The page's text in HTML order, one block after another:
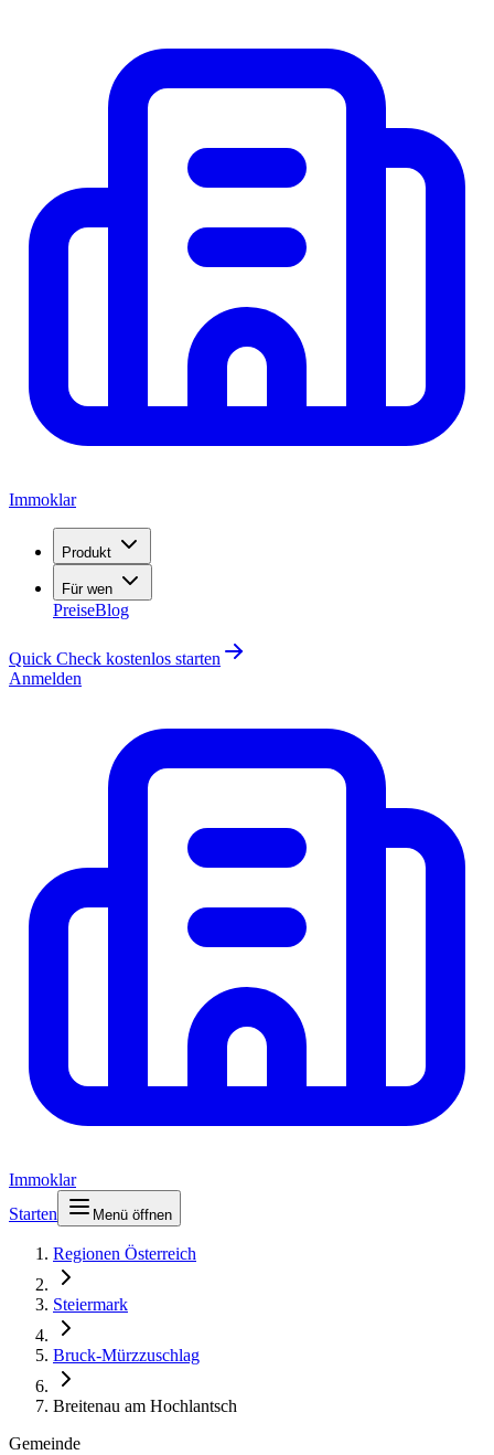
Immoklar
Produkt
Für wen
PreiseBlog
Quick Check kostenlos starten
Anmelden
Immoklar
Starten
Menü öffnen
Regionen Österreich
Steiermark
Bruck-Mürzzuschlag
Breitenau am Hochlantsch
Gemeinde